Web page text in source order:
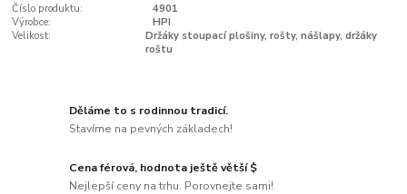
Číslo produktu:
4901
Výrobce:
HPI
Velikost:
Držáky stoupací plošiny, rošty, nášlapy, držáky
roštu
Děláme to s rodinnou tradicí.
Stavíme na pevných základech!
Cena férová, hodnota ještě větší $
Nejlepší ceny na trhu. Porovnejte sami!